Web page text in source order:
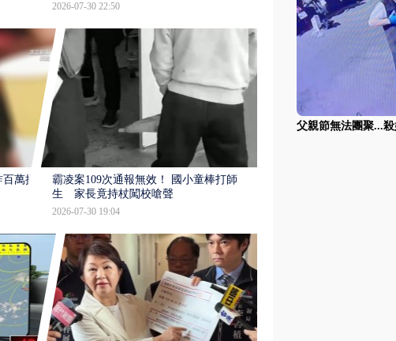
2026-07-30 22:50
萬提
霸凌案109次通報無效！ 國小童棒打師
生 家長竟持杖闖校嗆聲
2026-07-30 19:04
父親節無法團聚...